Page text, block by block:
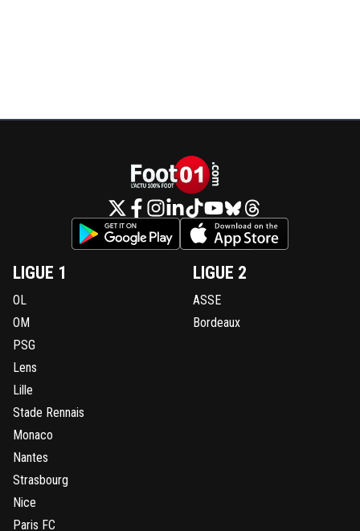
LIGUE 1
OL
OM
PSG
Lens
Lille
Stade Rennais
Monaco
Nantes
Strasbourg
Nice
Paris FC
LIGUE 2
ASSE
Bordeaux